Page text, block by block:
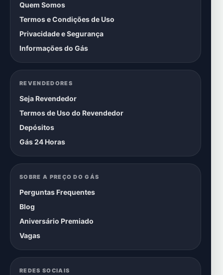
Quem Somos
Termos e Condições de Uso
Privacidade e Segurança
Informações do Gás
REVENDEDORES
Seja Revendedor
Termos de Uso do Revendedor
Depósitos
Gás 24 Horas
SOBRE A PREÇO DO GÁS
Perguntas Frequentes
Blog
Aniversário Premiado
Vagas
REDES SOCIAIS